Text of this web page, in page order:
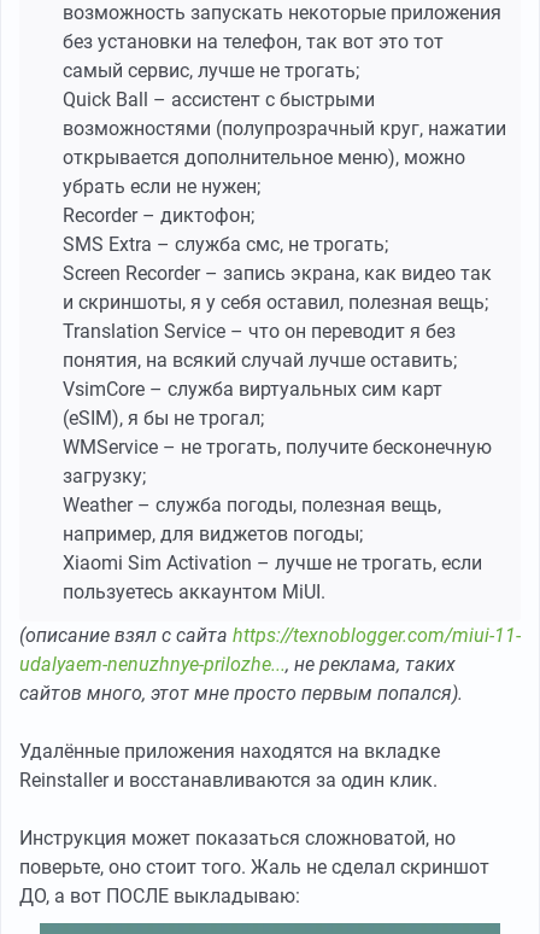
возможность запускать некоторые приложения
без установки на телефон, так вот это тот
самый сервис, лучше не трогать;
Quick Ball – ассистент с быстрыми
возможностями (полупрозрачный круг, нажатии
открывается дополнительное меню), можно
убрать если не нужен;
Recorder – диктофон;
SMS Extra – служба смс, не трогать;
Screen Recorder – запись экрана, как видео так
и скриншоты, я у себя оставил, полезная вещь;
Translation Service – что он переводит я без
понятия, на всякий случай лучше оставить;
VsimCore – служба виртуальных сим карт
(eSIM), я бы не трогал;
WMService – не трогать, получите бесконечную
загрузку;
Weather – служба погоды, полезная вещь,
например, для виджетов погоды;
Xiaomi Sim Activation – лучше не трогать, если
пользуетесь аккаунтом MiUI.
(описание взял с сайта https://texnoblogger.com/miui-11-
udalyaem-nenuzhnye-prilozhe..., не реклама, таких
сайтов много, этот мне просто первым попался).
Удалённые приложения находятся на вкладке
Reinstaller и восстанавливаются за один клик.
Инструкция может показаться сложноватой, но
поверьте, оно стоит того. Жаль не сделал скриншот
ДО, а вот ПОСЛЕ выкладываю: